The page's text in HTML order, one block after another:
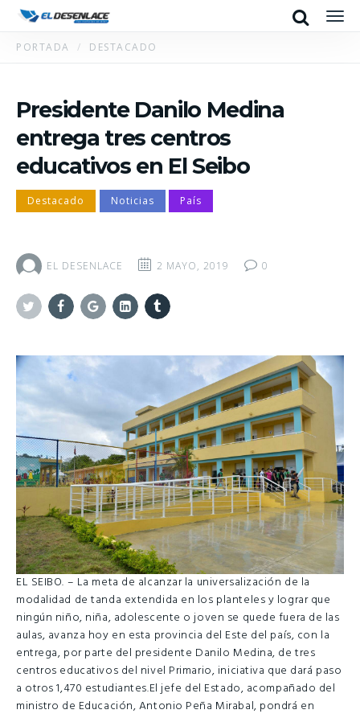
Search
PORTADA DESTACADO
Presidente Danilo Medina
entrega tres centros
educativos en El Seibo
Destacado Noticias País
EL DESENLACE 2 MAYO, 2019 0
EL SEIBO. – La meta de alcanzar la universalización de la
modalidad de tanda extendida en los planteles y lograr que
ningún niño, niña, adolescente o joven se quede fuera de las
aulas, avanza hoy en esta provincia del Este del país, con la
entrega, por parte del presidente Danilo Medina, de tres
centros educativos del nivel Primario, iniciativa que dará paso
a otros 1,470 estudiantes.El jefe del Estado, acompañado del
ministro de Educación, Antonio Peña Mirabal, pondrá en